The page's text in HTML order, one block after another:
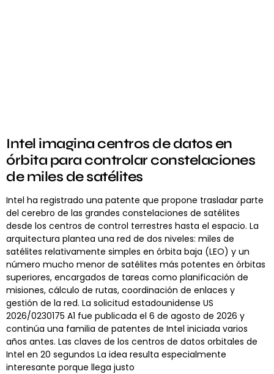
Intel imagina centros de datos en
órbita para controlar constelaciones
de miles de satélites
Intel ha registrado una patente que propone trasladar parte
del cerebro de las grandes constelaciones de satélites
desde los centros de control terrestres hasta el espacio. La
arquitectura plantea una red de dos niveles: miles de
satélites relativamente simples en órbita baja (LEO) y un
número mucho menor de satélites más potentes en órbitas
superiores, encargados de tareas como planificación de
misiones, cálculo de rutas, coordinación de enlaces y
gestión de la red. La solicitud estadounidense US
2026/0230175 A1 fue publicada el 6 de agosto de 2026 y
continúa una familia de patentes de Intel iniciada varios
años antes. Las claves de los centros de datos orbitales de
Intel en 20 segundos La idea resulta especialmente
interesante porque llega justo